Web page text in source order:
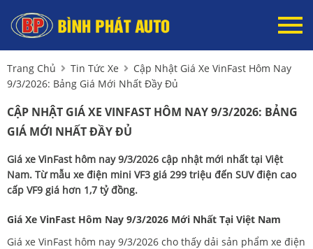
Trang Chủ Tin Tức Xe
Cập Nhật Giá Xe VinFast Hôm Nay
9/3/2026: Bảng Giá Mới Nhất Đầy Đủ
CẬP NHẬT GIÁ XE VINFAST HÔM NAY 9/3/2026: BẢNG
GIÁ MỚI NHẤT ĐẦY ĐỦ
Giá xe VinFast hôm nay 9/3/2026 cập nhật mới nhất tại Việt
Nam. Từ mẫu xe điện mini VF3 giá 299 triệu đến SUV điện cao
cấp VF9 giá hơn 1,7 tỷ đồng.
Giá Xe VinFast Hôm Nay 9/3/2026 Mới Nhất Tại Việt Nam
Giá xe VinFast hôm nay 9/3/2026 cho thấy dải sản phẩm xe điện